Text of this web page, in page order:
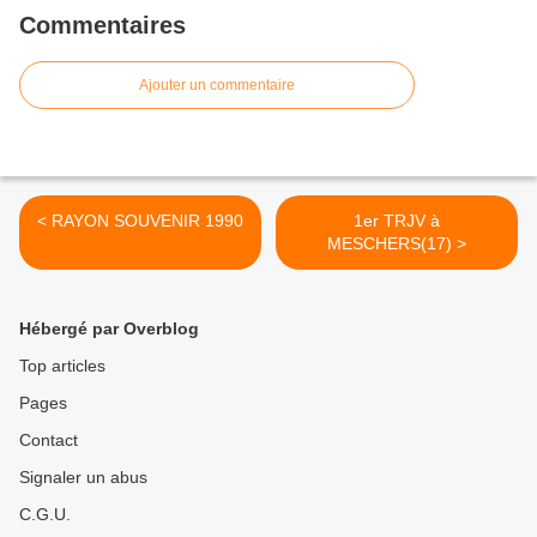
Commentaires
Ajouter un commentaire
< RAYON SOUVENIR 1990
1er TRJV à
MESCHERS(17) >
Hébergé par Overblog
Top articles
Pages
Contact
Signaler un abus
C.G.U.